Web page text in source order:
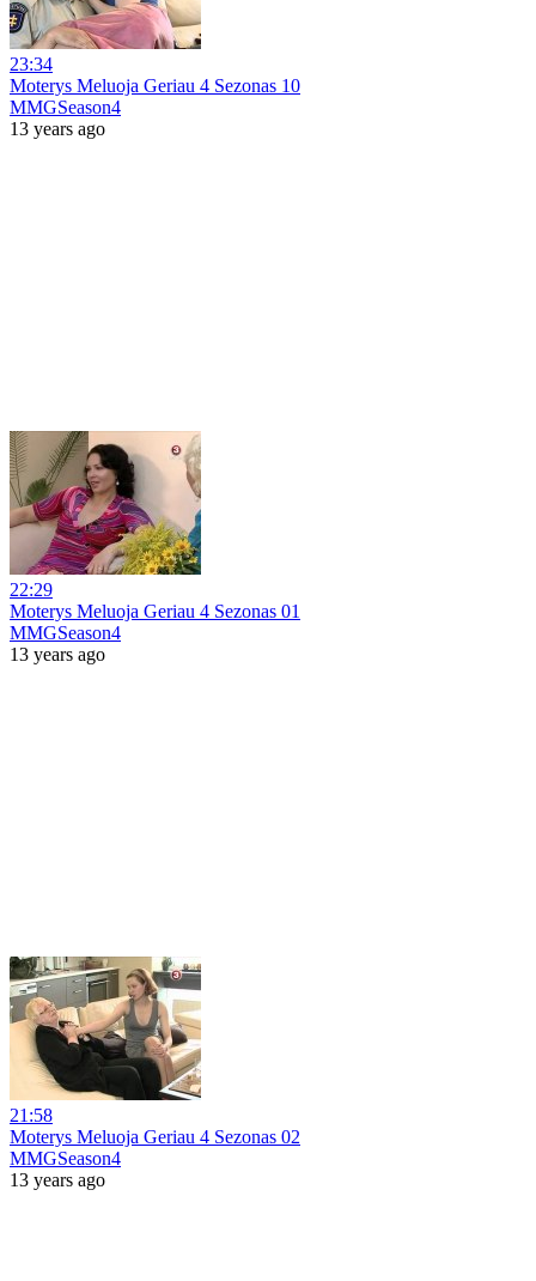
23:34
Moterys Meluoja Geriau 4 Sezonas 10
MMGSeason4
13 years ago
22:29
Moterys Meluoja Geriau 4 Sezonas 01
MMGSeason4
13 years ago
21:58
Moterys Meluoja Geriau 4 Sezonas 02
MMGSeason4
13 years ago